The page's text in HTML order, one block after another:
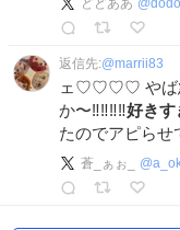
どどああ @
返信先:@marrii83
ェ♡♡♡♡ やば
か〜‼️‼️‼️‼️好きす
たのでアピらせ
蒼_ぁぉ_ @